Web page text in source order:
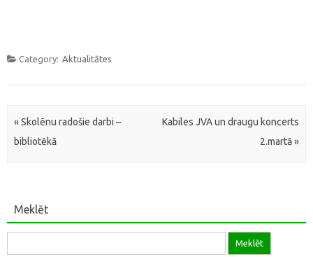
Category: Aktualitātes
Post navigation
«Skolēnu radošie darbi –
bibliotēkā
Kabiles JVA un draugu koncerts
2.martā»
Meklēt